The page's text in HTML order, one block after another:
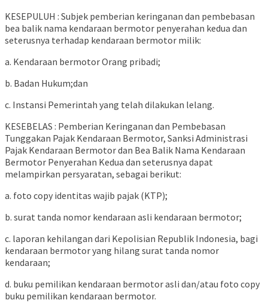
KESEPULUH : Subjek pemberian keringanan dan pembebasan
bea balik nama kendaraan bermotor penyerahan kedua dan
seterusnya terhadap kendaraan bermotor milik:
a. Kendaraan bermotor Orang pribadi;
b. Badan Hukum;dan
c. Instansi Pemerintah yang telah dilakukan lelang.
KESEBELAS : Pemberian Keringanan dan Pembebasan
Tunggakan Pajak Kendaraan Bermotor, Sanksi Administrasi
Pajak Kendaraan Bermotor dan Bea Balik Nama Kendaraan
Bermotor Penyerahan Kedua dan seterusnya dapat
melampirkan persyaratan, sebagai berikut:
a. foto copy identitas wajib pajak (KTP);
b. surat tanda nomor kendaraan asli kendaraan bermotor;
c. laporan kehilangan dari Kepolisian Republik Indonesia, bagi
kendaraan bermotor yang hilang surat tanda nomor
kendaraan;
d. buku pemilikan kendaraan bermotor asli dan/atau foto copy
buku pemilikan kendaraan bermotor.